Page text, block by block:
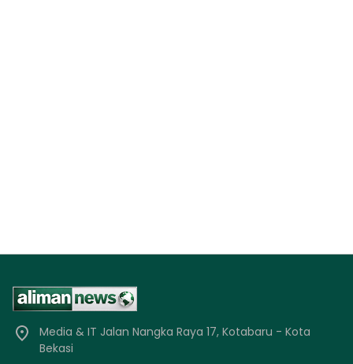
Media & IT Jalan Nangka Raya 17, Kotabaru - Kota
Bekasi